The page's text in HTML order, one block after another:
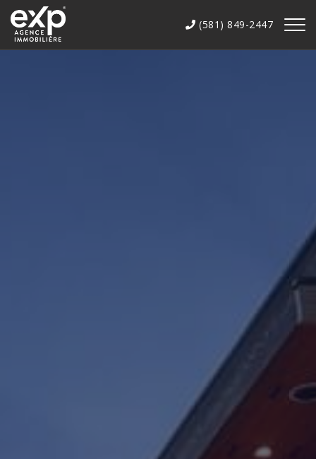
(581) 849-2447